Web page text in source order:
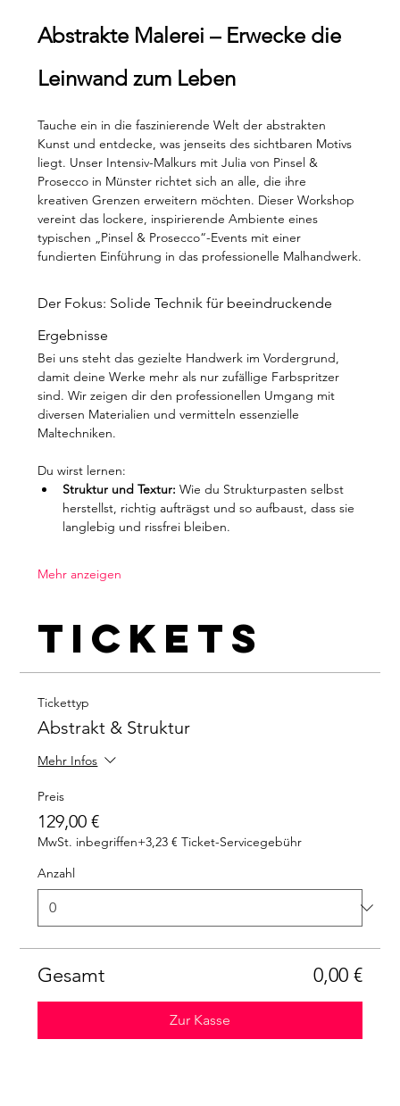
Abstrakte Malerei – Erwecke die
Leinwand zum Leben
Tauche ein in die faszinierende Welt der abstrakten
Kunst und entdecke, was jenseits des sichtbaren Motivs
liegt. Unser Intensiv-Malkurs mit Julia von Pinsel &
Prosecco in Münster richtet sich an alle, die ihre
kreativen Grenzen erweitern möchten. Dieser Workshop
vereint das lockere, inspirierende Ambiente eines
typischen „Pinsel & Prosecco“-Events mit einer
fundierten Einführung in das professionelle Malhandwerk.
Der Fokus: Solide Technik für beeindruckende
Ergebnisse
Bei uns steht das gezielte Handwerk im Vordergrund,
damit deine Werke mehr als nur zufällige Farbspritzer
sind. Wir zeigen dir den professionellen Umgang mit
diversen Materialien und vermitteln essenzielle
Maltechniken.
Du wirst lernen:
Struktur und Textur: Wie du Strukturpasten selbst
herstellst, richtig aufträgst und so aufbaust, dass sie
langlebig und rissfrei bleiben.
Mehr anzeigen
Tickets
Tickettyp
Abstrakt & Struktur
Mehr Infos
Preis
129,00 €
MwSt. inbegriffen+3,23 € Ticket-Servicegebühr
Anzahl
Gesamt 0,00 €
Zur Kasse